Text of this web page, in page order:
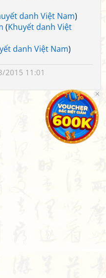
danh Việt Nam)
(Khuyết danh Việt
danh Việt Nam)
2015 11:01